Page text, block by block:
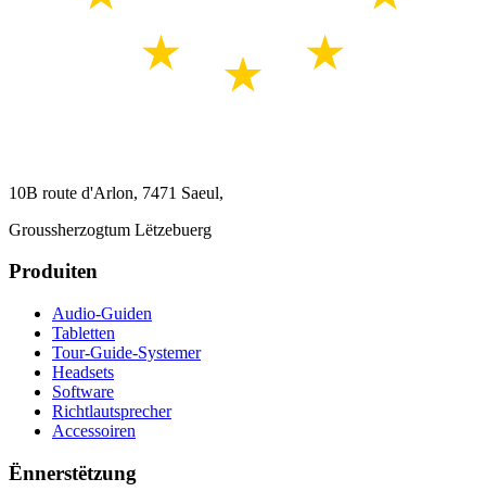
10B route d'Arlon, 7471 Saeul,
Groussherzogtum Lëtzebuerg
Produiten
Audio-Guiden
Tabletten
Tour-Guide-Systemer
Headsets
Software
Richtlautsprecher
Accessoiren
Ënnerstëtzung